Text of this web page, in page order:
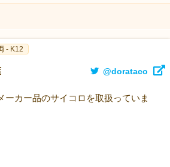
- K12
@dorataco
ーカー品のサイコロを取扱っていま